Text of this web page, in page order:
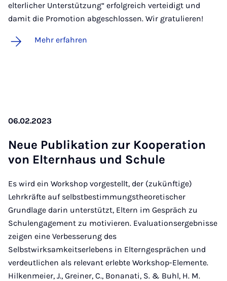
elterlicher Unterstützung“ erfolgreich verteidigt und
damit die Promotion abgeschlossen. Wir gratulieren!
Mehr erfahren
06.02.2023
Neue Pu­bli­ka­ti­on zur Ko­ope­ra­ti­on
von El­tern­haus und Schu­le
Es wird ein Workshop vorgestellt, der (zukünftige)
Lehrkräfte auf selbstbestimmungstheoretischer
Grundlage darin unterstützt, Eltern im Gespräch zu
Schulengagement zu motivieren. Evaluationsergebnisse
zeigen eine Verbesserung des
Selbstwirksamkeitserlebens in Elterngesprächen und
verdeutlichen als relevant erlebte Workshop-Elemente.
Hilkenmeier, J., Greiner, C., Bonanati, S. & Buhl, H. M.